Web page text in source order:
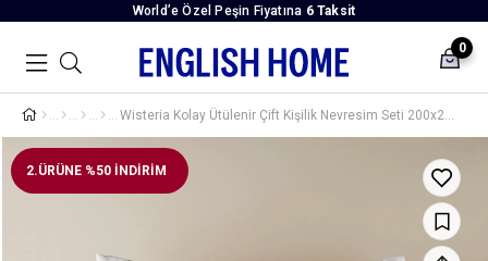
World’e Özel Peşin Fiyatına 6 Taksit
0
Wisteria Kolay Ütülenir Çift Kişilik Nevresim Seti 200x220 cm Lila-Turuncu
2.ÜRÜNE %50 İNDİRİM